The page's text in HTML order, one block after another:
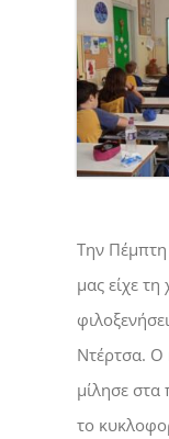
Την Πέμπτη
μας είχε
Ντέρτσα. Ο
μίλησε
το